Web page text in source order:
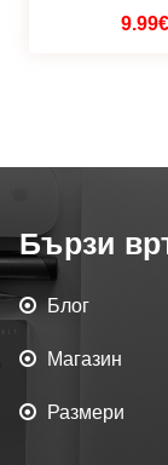
9.99€
Бързи
Блог
Магазин
Размери